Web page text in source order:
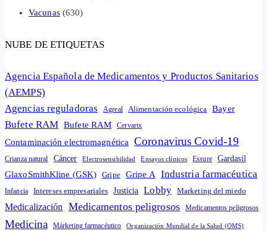
Vacunas(630)
NUBE DE ETIQUETAS
Agencia Española de Medicamentos y Productos Sanitarios
(AEMPS)
Agencias reguladoras
Agreal Alimentación ecológica Bayer
Bufete RAM Bufete RAM Cervarix
Contaminación electromagnética Coronavirus Covid-19
Crianza natural Cáncer Electrosensibilidad Ensayos clínicos Essure Gardasil
GlaxoSmithKline (GSK) Gripe Gripe A Industria farmacéutica
Infancia Intereses empresariales Justicia Lobby Marketing del miedo
Medicalización Medicamentos peligrosos Medicamentos peligrosos
Medicina Márketing farmacéutico Organización Mundial de la Salud (OMS)